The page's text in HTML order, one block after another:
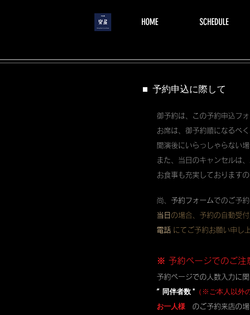
menu HOME SCHEDULE
■ 予約申込に際して
御予約は、この予約申込フ
お席は、御予約順になるべ
開演後にいらっしゃらない
また、当日のキャンセルは
お食事も充実しております
尚、 予約フォームでのご予
当日 の場合、予約の自動受
電話 にてご予約お願い申し
※ 予約ページでのご注
予約ページでの人数入力に
” 同伴者数 " （※ご本人以外
お一人様 のご予約来店の